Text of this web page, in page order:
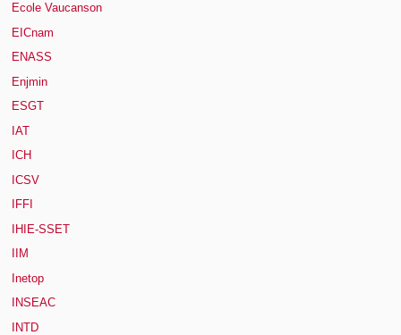
Ecole Vaucanson
EICnam
ENASS
Enjmin
ESGT
IAT
ICH
ICSV
IFFI
IHIE-SSET
IIM
Inetop
INSEAC
INTD